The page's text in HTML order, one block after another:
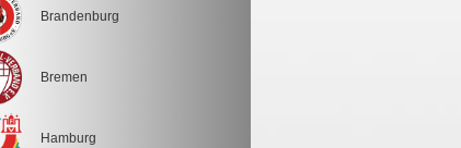
Brandenburg
Bremen
Hamburg